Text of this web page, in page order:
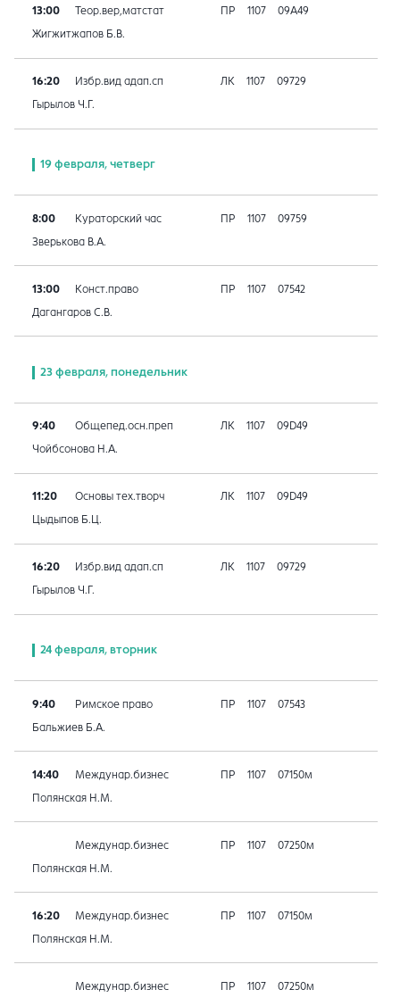
13:00 Теор.вер,матстат ПР 1107 09A49
Жигжитжапов Б.В.
16:20 Избр.вид адап.сп ЛК 1107 09729
Гырылов Ч.Г.
19 февраля, четверг
8:00 Кураторский час ПР 1107 09759
Зверькова В.А.
13:00 Конст.право ПР 1107 07542
Дагангаров С.В.
23 февраля, понедельник
9:40 Общепед.осн.преп ЛК 1107 09D49
Чойбсонова Н.А.
11:20 Основы тех.творч ЛК 1107 09D49
Цыдыпов Б.Ц.
16:20 Избр.вид адап.сп ЛК 1107 09729
Гырылов Ч.Г.
24 февраля, вторник
9:40 Римское право ПР 1107 07543
Бальжиев Б.А.
14:40 Междунар.бизнес ПР 1107 07150м
Полянская Н.М.
Междунар.бизнес ПР 1107 07250м
Полянская Н.М.
16:20 Междунар.бизнес ПР 1107 07150м
Полянская Н.М.
Междунар.бизнес ПР 1107 07250м